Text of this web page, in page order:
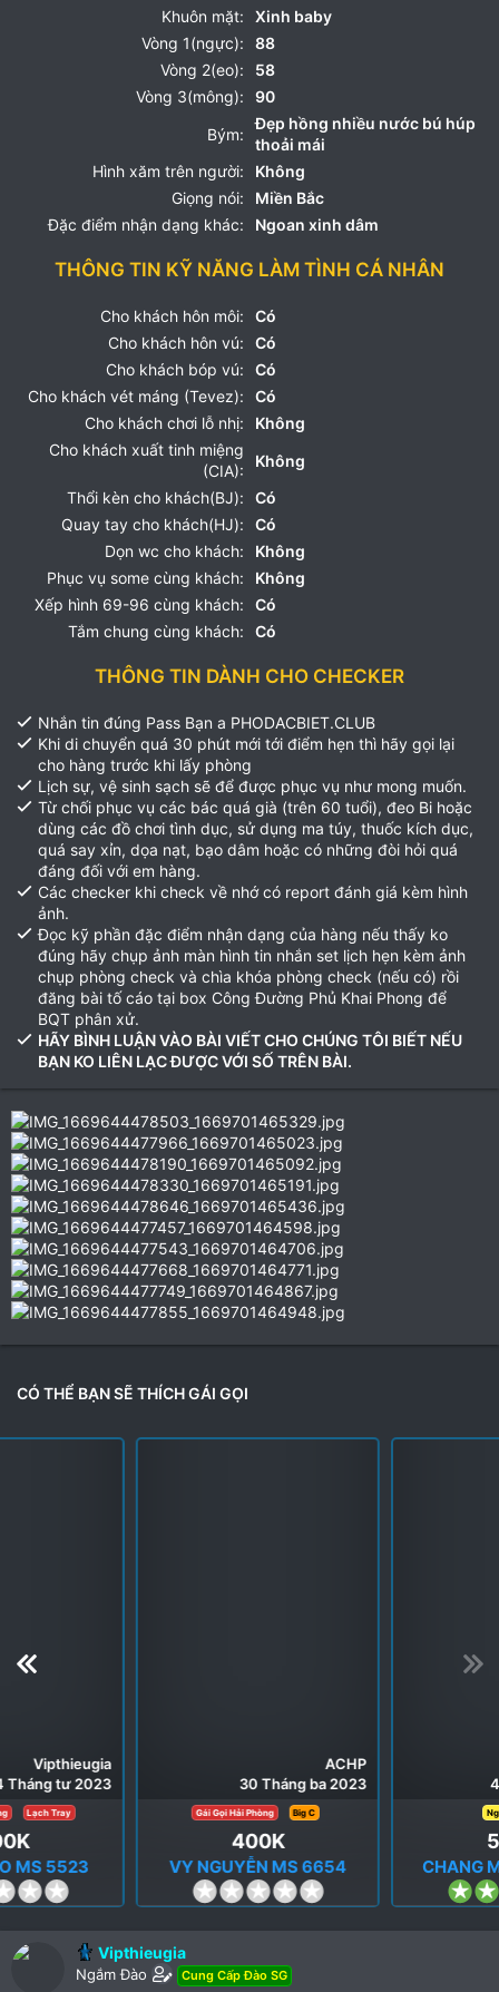
Khuôn mặt:
Xinh baby
Vòng 1(ngực):
88
Vòng 2(eo):
58
Vòng 3(mông):
90
Bým:
Đẹp hồng nhiều nước bú húp
thoải mái
Hình xăm trên người:
Không
Giọng nói:
Miền Bắc
Đặc điểm nhận dạng khác:
Ngoan xinh dâm
THÔNG TIN KỸ NĂNG LÀM TÌNH CÁ NHÂN
Cho khách hôn môi:
Có
Cho khách hôn vú:
Có
Cho khách bóp vú:
Có
Cho khách vét máng (Tevez):
Có
Cho khách chơi lỗ nhị:
Không
Cho khách xuất tinh miệng
(CIA):
Không
Thổi kèn cho khách(BJ):
Có
Quay tay cho khách(HJ):
Có
Dọn wc cho khách:
Không
Phục vụ some cùng khách:
Không
Xếp hình 69-96 cùng khách:
Có
Tắm chung cùng khách:
Có
THÔNG TIN DÀNH CHO CHECKER
Nhắn tin đúng Pass Bạn a PHODACBIET.CLUB
Khi di chuyển quá 30 phút mới tới điểm hẹn thì hãy gọi lại
cho hàng trước khi lấy phòng
Lịch sự, vệ sinh sạch sẽ để được phục vụ như mong muốn.
Từ chối phục vụ các bác quá già (trên 60 tuổi), đeo Bi hoặc
dùng các đồ chơi tình dục, sử dụng ma túy, thuốc kích dục,
quá say xỉn, dọa nạt, bạo dâm hoặc có những đòi hỏi quá
đáng đối với em hàng.
Các checker khi check về nhớ có report đánh giá kèm hình
ảnh.
Đọc kỹ phần đặc điểm nhận dạng của hàng nếu thấy ko
đúng hãy chụp ảnh màn hình tin nhắn set lịch hẹn kèm ảnh
chụp phòng check và chìa khóa phòng check (nếu có) rồi
đăng bài tố cáo tại box Công Đường Phủ Khai Phong để
BQT phân xử.
HÃY BÌNH LUẬN VÀO BÀI VIẾT CHO CHÚNG TÔI BIẾT NẾU
BẠN KO LIÊN LẠC ĐƯỢC VỚI SỐ TRÊN BÀI.
CÓ THỂ BẠN SẼ THÍCH GÁI GỌI
30 Tháng ba 2023
Gái Gọi Hải Phòng
VY NGUYỄN MS 6654
0
.
0
0
s
4 Tháng chín 2022
CHANG MUN MS 0500
4
.
0
Vipthieugia
Ngắm Đào Cung Cấp Đào SG